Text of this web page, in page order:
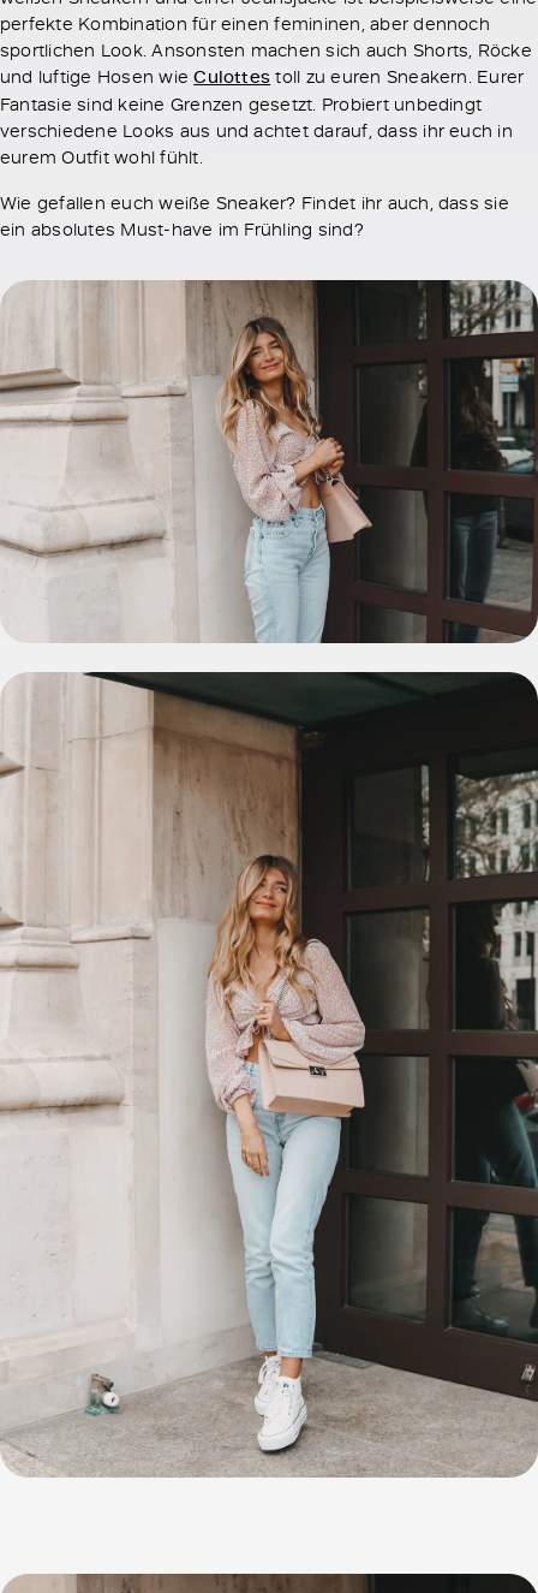
perfekte Kombination für einen femininen, aber dennoch
sportlichen Look. Ansonsten machen sich auch Shorts, Röcke
und luftige Hosen wieCulottes toll zu euren Sneakern. Eurer
Fantasie sind keine Grenzen gesetzt. Probiert unbedingt
verschiedene Looks aus und achtet darauf, dass ihr euch in
eurem Outfit wohl fühlt.
Wie gefallen euch weiße Sneaker? Findet ihr auch, dass sie
ein absolutes Must-have im Frühling sind?